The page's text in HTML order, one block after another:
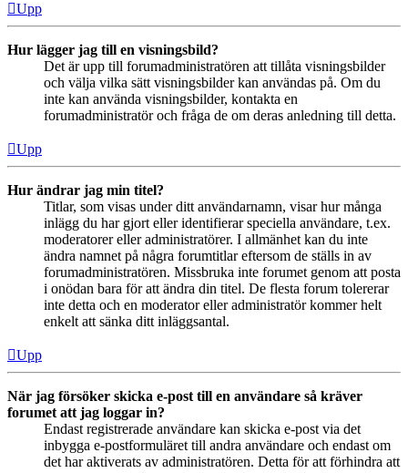
Upp
Hur lägger jag till en visningsbild?
Det är upp till forumadministratören att tillåta visningsbilder
och välja vilka sätt visningsbilder kan användas på. Om du
inte kan använda visningsbilder, kontakta en
forumadministratör och fråga de om deras anledning till detta.
Upp
Hur ändrar jag min titel?
Titlar, som visas under ditt användarnamn, visar hur många
inlägg du har gjort eller identifierar speciella användare, t.ex.
moderatorer eller administratörer. I allmänhet kan du inte
ändra namnet på några forumtitlar eftersom de ställs in av
forumadministratören. Missbruka inte forumet genom att posta
i onödan bara för att ändra din titel. De flesta forum tolererar
inte detta och en moderator eller administratör kommer helt
enkelt att sänka ditt inläggsantal.
Upp
När jag försöker skicka e-post till en användare så kräver
forumet att jag loggar in?
Endast registrerade användare kan skicka e-post via det
inbygga e-postformuläret till andra användare och endast om
det har aktiverats av administratören. Detta för att förhindra att